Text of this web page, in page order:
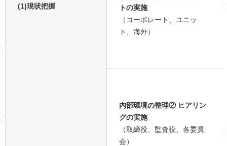
(1)現状把握
トの実施
（コーポレート、ユニッ
ト、海外）
内部環境の整理② ヒアリン
グの実施
（取締役、監査役、各委員
会）